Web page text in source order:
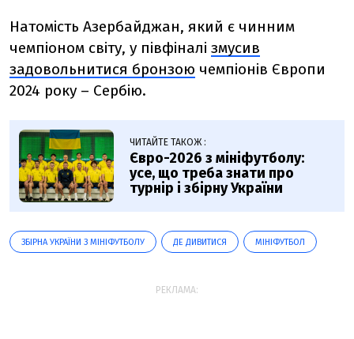
Натомість Азербайджан, який є чинним
чемпіоном світу, у півфіналі змусив
задовольнитися бронзою чемпіонів Європи
2024 року – Сербію.
ЧИТАЙТЕ ТАКОЖ :
Євро-2026 з мініфутболу:
усе, що треба знати про
турнір і збірну України
ЗБІРНА УКРАЇНИ З МІНІФУТБОЛУ ДЕ ДИВИТИСЯ МІНІФУТБОЛ
РЕКЛАМА: